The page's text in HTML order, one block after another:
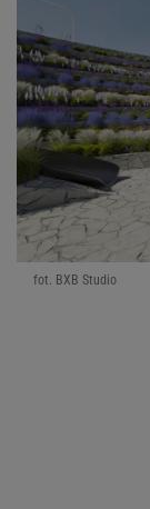
fot. BXB Studio